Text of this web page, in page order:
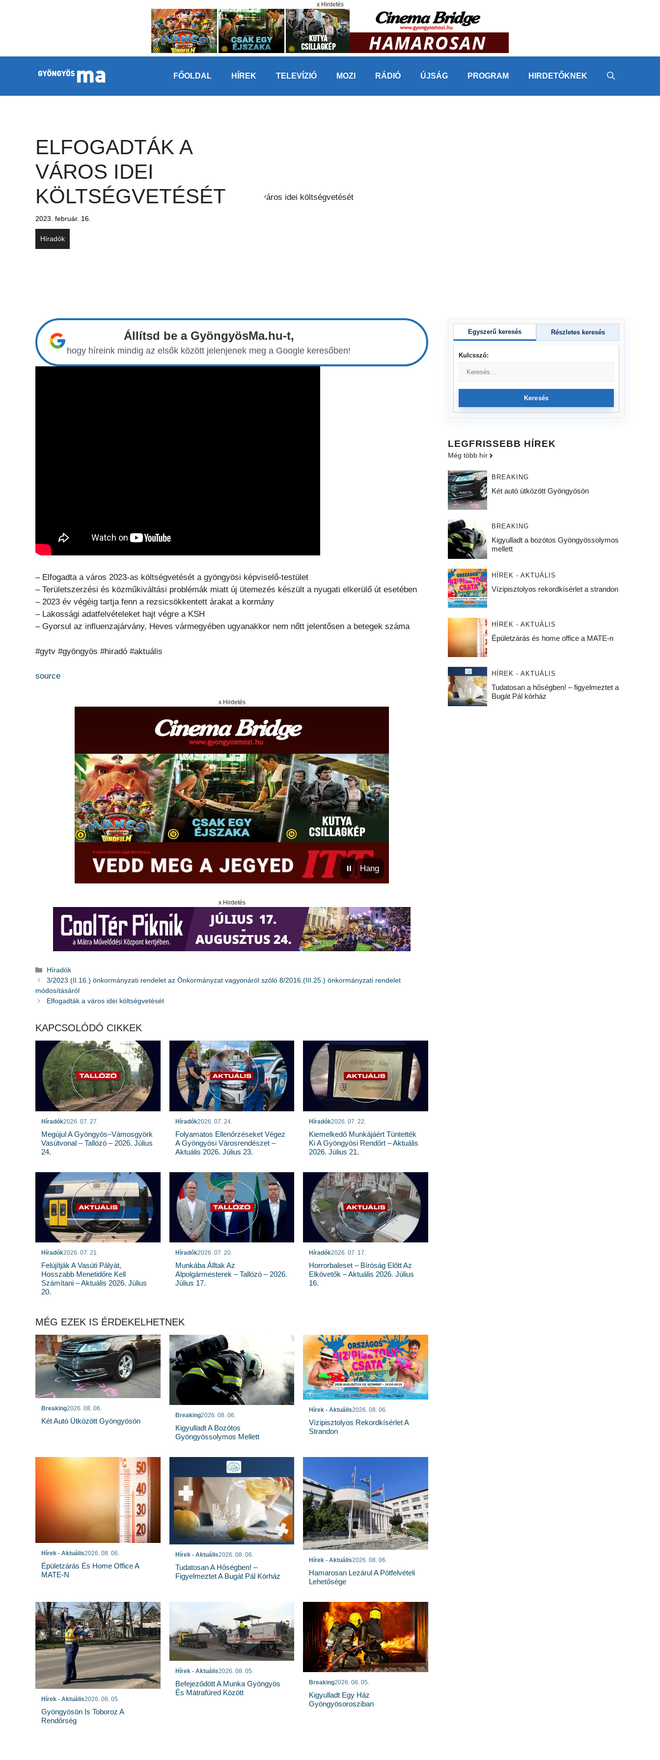
x Hirdetés
FŐOLDAL HÍREK TELEVÍZIÓ MOZI RÁDIÓ ÚJSÁG PROGRAM HIRDETŐKNEK
ELFOGADTÁK A
VÁROS IDEI
KÖLTSÉGVETÉSÉT
2023. február. 16.
Híradók
Állítsd be a GyöngyösMa.hu-t,
hogy híreink mindig az elsők között jelenjenek meg a Google keresőben!
– Elfogadta a város 2023-as költségvetését a gyöngyösi képviselő-testület
– Területszerzési és közműkiváltási problémák miatt új ütemezés készült a nyugati elkerülő út esetében
– 2023 év végéig tartja fenn a rezsicsökkentett árakat a kormány
– Lakossági adatfelvételeket hajt végre a KSH
– Gyorsul az influenzajárvány, Heves vármegyében ugyanakkor nem nőtt jelentősen a betegek száma
#gytv #gyöngyös #hiradó #aktuális
source
x Hirdetés
⏸ Hang
x Hirdetés
Kategória
Híradók
3/2023.(II.16.) önkormányzati rendelet az Önkormányzat vagyonáról szóló 8/2016.(III.25.) önkormányzati rendelet
módosításáról
Elfogadták a város idei költségvetését
KAPCSOLÓDÓ CIKKEK
Híradók2026. 07. 27.
Megújul A Gyöngyös–Vámosgyörk
Vasútvonal – Tallózó – 2026. Július
24.
Híradók2026. 07. 24.
Folyamatos Ellenőrzéseket Végez
A Gyöngyösi Városrendészet –
Aktuális 2026. Július 23.
Híradók2026. 07. 22.
Kiemelkedő Munkájáért Tüntették
Ki A Gyöngyösi Rendőrt – Aktuális
2026. Július 21.
Híradók2026. 07. 21.
Felújítják A Vasúti Pályát,
Hosszabb Menetidőre Kell
Számítani – Aktuális 2026. Július
20.
Híradók2026. 07. 20.
Munkába Álltak Az
Alpolgármesterek – Tallózó – 2026.
Július 17.
Híradók2026. 07. 17.
Horrorbaleset – Bíróság Előtt Az
Elkövetők – Aktuális 2026. Július
16.
MÉG EZEK IS ÉRDEKELHETNEK
Breaking2026. 08. 06.
Két Autó Ütközött Gyöngyösön
Breaking2026. 08. 06.
Kigyulladt A Bozótos
Gyöngyössolymos Mellett
Hírek - Aktuális2026. 08. 06.
Vízipisztolyos Rekordkísérlet A
Strandon
Hírek - Aktuális2026. 08. 06.
Épületzárás És Home Office A
MATE-N
Hírek - Aktuális2026. 08. 06.
Tudatosan A Hőségben! –
Figyelmeztet A Bugát Pál Kórház
Hírek - Aktuális2026. 08. 06.
Hamarosan Lezárul A Pótfelvételi
Lehetősége
Hírek - Aktuális2026. 08. 05.
Gyöngyösön Is Toboroz A
Rendőrség
Hírek - Aktuális2026. 08. 05.
Befejeződött A Munka Gyöngyös
És Mátrafüred Között
Breaking2026. 08. 05.
Kigyulladt Egy Ház
Gyöngyösorosziban
Egyszerű keresés Részletes keresés
Kulcsszó:
Keresés
LEGFRISSEBB HÍREK
Még több hír
BREAKING
Két autó ütközött Gyöngyösön
BREAKING
Kigyulladt a bozótos Gyöngyössolymos
mellett
HÍREK - AKTUÁLIS
Vízipisztolyos rekordkísérlet a strandon
HÍREK - AKTUÁLIS
Épületzárás és home office a MATE-n
HÍREK - AKTUÁLIS
Tudatosan a hőségben! – figyelmeztet a
Bugát Pál kórház